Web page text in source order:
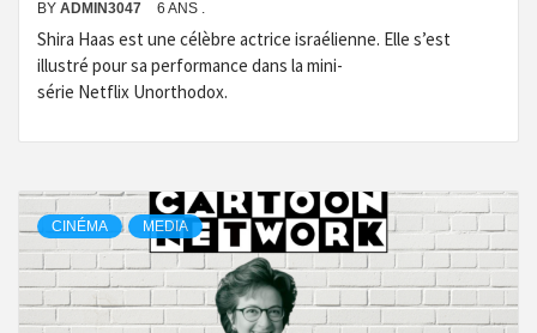
BY ADMIN3047 6 ANS .
Shira Haas est une célèbre actrice israélienne. Elle s’est
illustré pour sa performance dans la mini-
série Netflix Unorthodox.
CINÉMA MEDIA